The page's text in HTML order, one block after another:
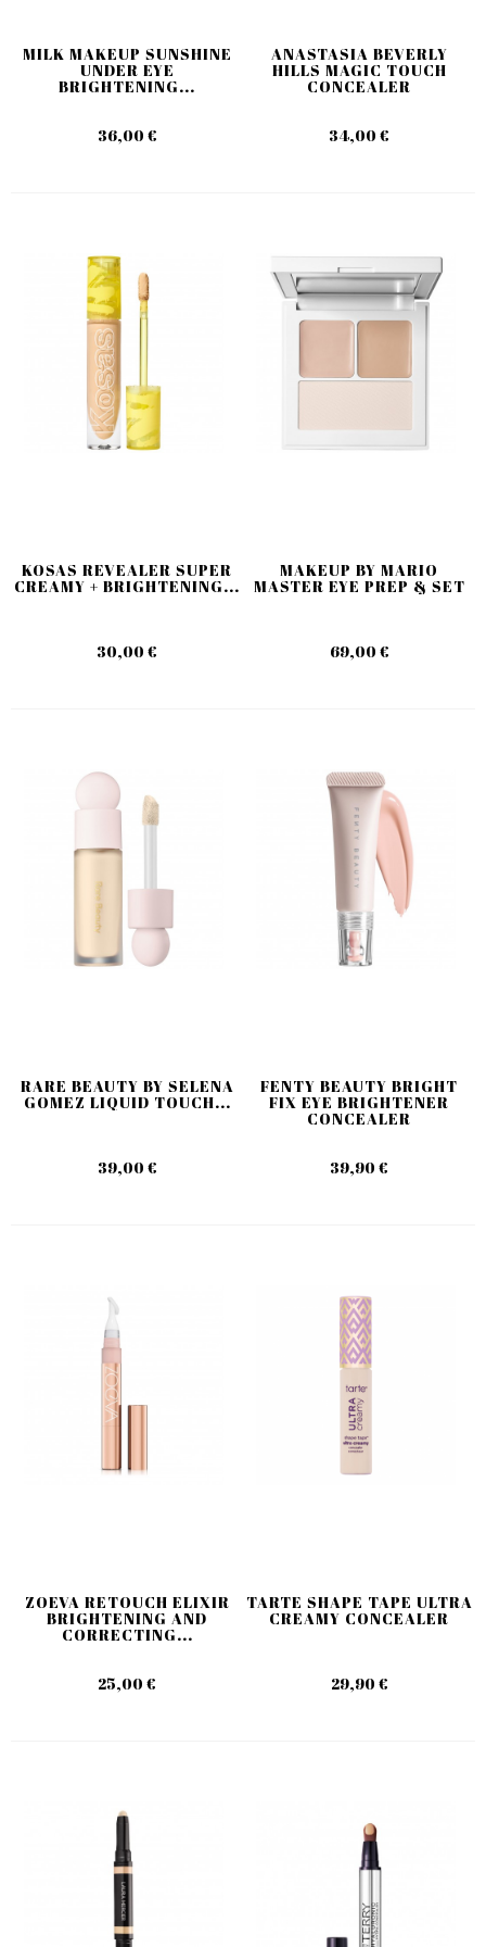
MILK MAKEUP SUNSHINE
UNDER EYE
BRIGHTENING...
36,00 €
ANASTASIA BEVERLY
HILLS MAGIC TOUCH
CONCEALER
34,00 €
KOSAS REVEALER SUPER
CREAMY + BRIGHTENING...
30,00 €
MAKEUP BY MARIO
MASTER EYE PREP & SET
69,00 €
RARE BEAUTY BY SELENA
GOMEZ LIQUID TOUCH...
39,00 €
FENTY BEAUTY BRIGHT
FIX EYE BRIGHTENER
CONCEALER
39,90 €
ZOEVA RETOUCH ELIXIR
BRIGHTENING AND
CORRECTING...
25,00 €
TARTE SHAPE TAPE ULTRA
CREAMY CONCEALER
29,90 €